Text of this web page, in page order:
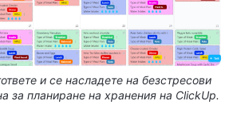
и се насладете на безстресови
за планиране на хранения на ClickUp.